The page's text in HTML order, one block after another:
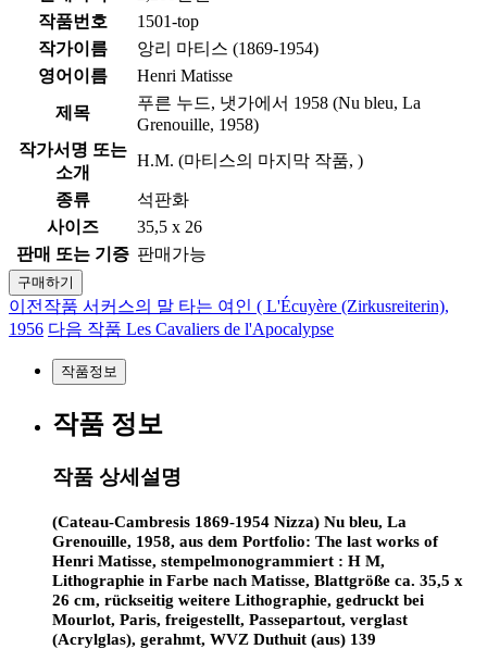
작품번호
1501-top
작가이름
앙리 마티스 (1869-1954)
영어이름
Henri Matisse
제목
푸른 누드, 냇가에서 1958 (Nu bleu, La
Grenouille, 1958)
작가서명 또는
소개
H.M. (마티스의 마지막 작품, )
종류
석판화
사이즈
35,5 x 26
판매 또는 기증 판매가능
구매하기
이전작품 서커스의 말 타는 여인 ( L'Écuyère (Zirkusreiterin),
1956 다음 작품 Les Cavaliers de l'Apocalypse
작품정보
작품 정보
작품 상세설명
(Cateau-Cambresis 1869-1954 Nizza) Nu bleu, La
Grenouille, 1958, aus dem Portfolio: The last works of
Henri Matisse, stempelmonogrammiert : H M,
Lithographie in Farbe nach Matisse, Blattgröße ca. 35,5 x
26 cm, rückseitig weitere Lithographie, gedruckt bei
Mourlot, Paris, freigestellt, Passepartout, verglast
(Acrylglas), gerahmt, WVZ Duthuit (aus) 139